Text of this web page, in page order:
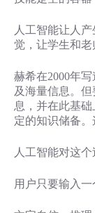
人工智能让人
觉，让学生和
赫希在2000年
及海量信息。
息，并在此基
定的知识储备
人工智能对这个
用户只要输入一